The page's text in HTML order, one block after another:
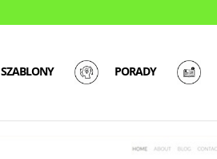
SZABLONY PORADY